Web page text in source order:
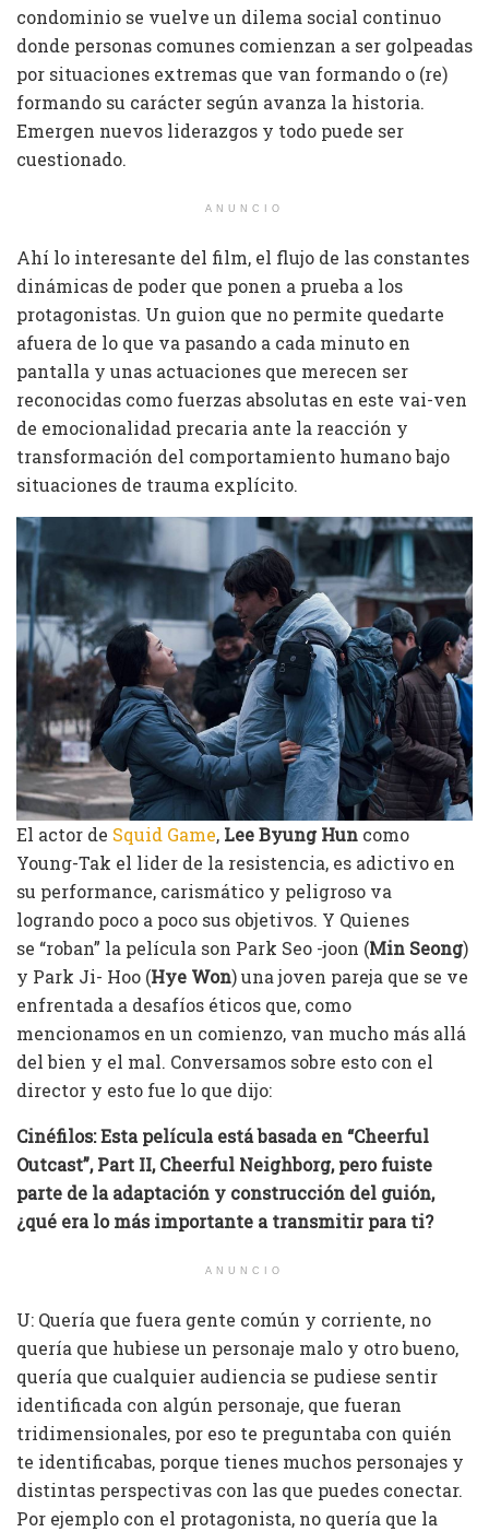
condominio se vuelve un dilema social continuo
donde personas comunes comienzan a ser golpeadas
por situaciones extremas que van formando o (re)
formando su carácter según avanza la historia.
Emergen nuevos liderazgos y todo puede ser
cuestionado.
ANUNCIO
Ahí lo interesante del film, el flujo de las constantes
dinámicas de poder que ponen a prueba a los
protagonistas. Un guion que no permite quedarte
afuera de lo que va pasando a cada minuto en
pantalla y unas actuaciones que merecen ser
reconocidas como fuerzas absolutas en este vai-ven
de emocionalidad precaria ante la reacción y
transformación del comportamiento humano bajo
situaciones de trauma explícito.
El actor de Squid Game, Lee Byung Hun como
Young-Tak el lider de la resistencia, es adictivo en
su performance, carismático y peligroso va
logrando poco a poco sus objetivos. Y Quienes
se “roban” la película son Park Seo -joon (Min Seong)
y Park Ji- Hoo (Hye Won) una joven pareja que se ve
enfrentada a desafíos éticos que, como
mencionamos en un comienzo, van mucho más allá
del bien y el mal. Conversamos sobre esto con el
director y esto fue lo que dijo:
Cinéfilos:Esta película está basada en “Cheerful
Outcast”, Part II, Cheerful Neighborg, pero fuiste
parte de la adaptación y construcción del guión,
¿qué era lo más importante a transmitir para ti?
ANUNCIO
U: Quería que fuera gente común y corriente, no
quería que hubiese un personaje malo y otro bueno,
quería que cualquier audiencia se pudiese sentir
identificada con algún personaje, que fueran
tridimensionales, por eso te preguntaba con quién
te identificabas, porque tienes muchos personajes y
distintas perspectivas con las que puedes conectar.
Por ejemplo con el protagonista, no quería que la